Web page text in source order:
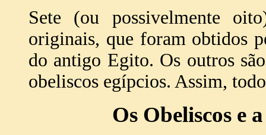
Sete (ou possivelmente
originais, que foram obtidos
do antigo Egito. Os outros
obeliscos egípcios. Assim,
Os Obeliscos e